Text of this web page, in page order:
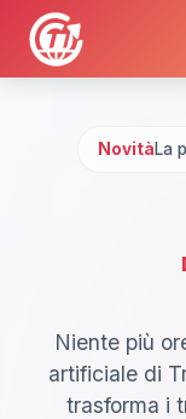
NovitàLa
Niente più
artificiale di
trasforma i